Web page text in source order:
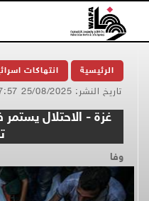
الرئيسية انتهاكات
تاريخ النشر: 25/08/2025 07:57 م
غزة - الاحتلال
وفا